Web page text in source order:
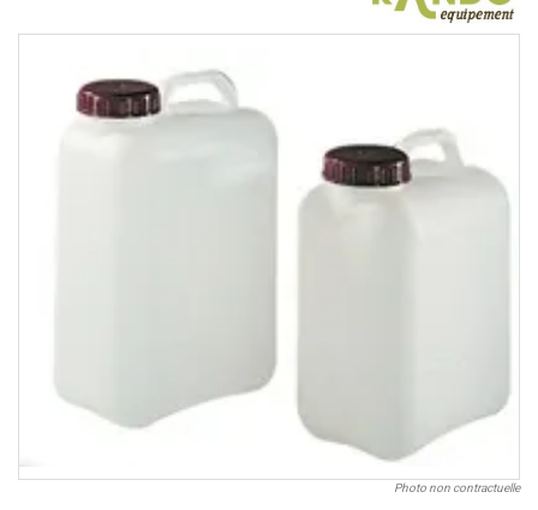
Photo non contractuelle